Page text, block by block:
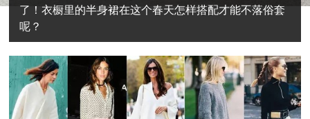
了！衣橱里的半身裙在这个春天怎样搭配才能不落俗套
呢？